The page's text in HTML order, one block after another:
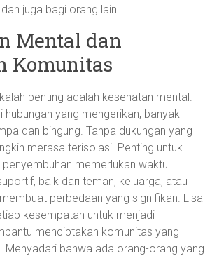
juga bagi orang lain.
Mental dan
Komunitas
penting adalah kesehatan mental.
hubungan yang mengerikan, banyak
dan bingung. Tanpa dukungan yang
merasa terisolasi. Penting untuk
memerlukan waktu.
baik dari teman, keluarga, atau
perbedaan yang signifikan. Lisa
kesempatan untuk menjadi
menciptakan komunitas yang
Menyadari bahwa ada orang-orang yang